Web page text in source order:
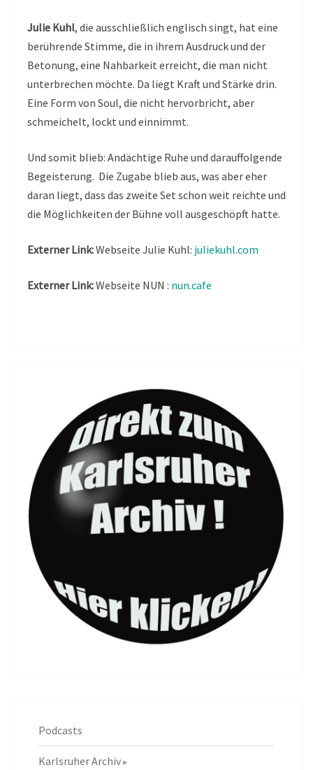
Julie Kuhl, die ausschließlich englisch singt, hat eine
berührende Stimme, die in ihrem Ausdruck und der
Betonung, eine Nahbarkeit erreicht, die man nicht
unterbrechen möchte. Da liegt Kraft und Stärke drin.
Eine Form von Soul, die nicht hervorbricht, aber
schmeichelt, lockt und einnimmt.
Und somit blieb: Andächtige Ruhe und darauffolgende
Begeisterung. Die Zugabe blieb aus, was aber eher
daran liegt, dass das zweite Set schon weit reichte und
die Möglichkeiten der Bühne voll ausgeschöpft hatte.
Externer Link:Webseite Julie Kuhl: juliekuhl.com
Externer Link:Webseite NUN : nun.cafe
Podcasts
Karlsruher Archiv